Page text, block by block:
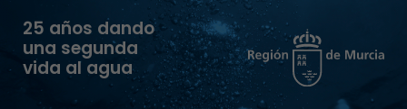
25 años dando
una segunda
vida al agua